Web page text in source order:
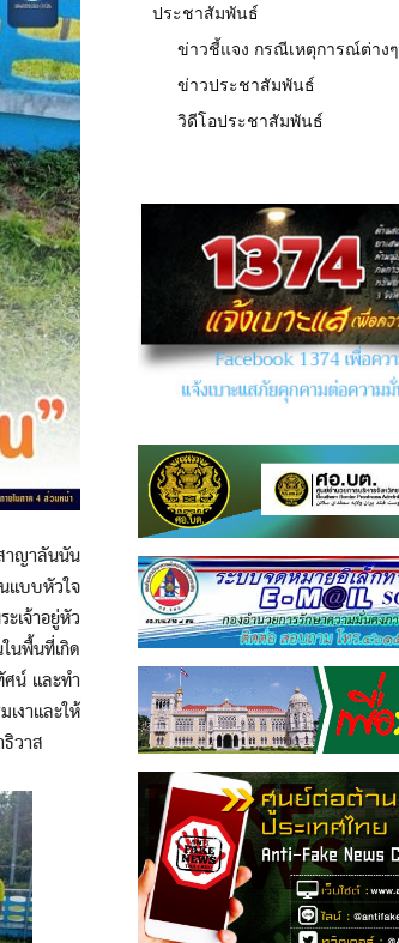
าญาลันนัน
แบบหัวใจ
จ้าอยู่หัว
นพื้นที่เกิด
น์ และทำ
งาและให้
วาส
ประชาสัมพันธ์
ข่าวชี้แจง กรณีเหตุการณ์ต่างๆ
ข่าวประชาสัมพันธ์
วิดีโอประชาสัมพันธ์